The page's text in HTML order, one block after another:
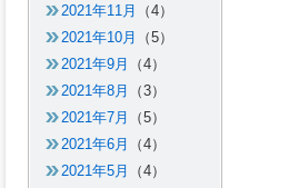
2021年11月
（4）
2021年10月
（5）
2021年9月
（4）
2021年8月
（3）
2021年7月
（5）
2021年6月
（4）
2021年5月
（4）